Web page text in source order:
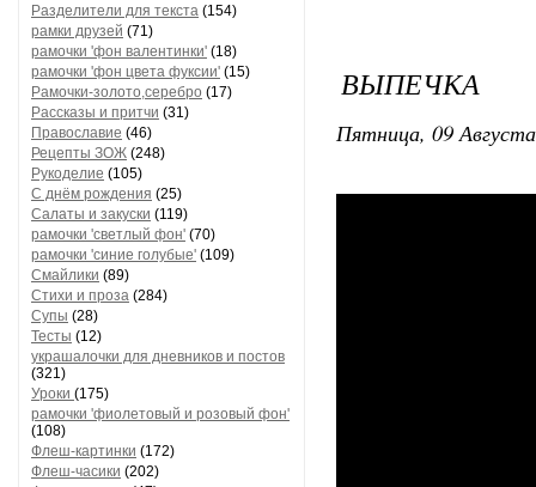
Разделители для текста (154)
рамки друзей (71)
рамочки 'фон валентинки' (18)
рамочки 'фон цвета фуксии' (15)
Рамочки-золото,серебро (17)
Рассказы и притчи (31)
Православие (46)
Рецепты ЗОЖ (248)
Рукоделие (105)
С днём рождения (25)
Салаты и закуски (119)
рамочки 'светлый фон' (70)
рамочки 'синие голубые' (109)
Смайлики (89)
Стихи и проза (284)
Супы (28)
Тесты (12)
украшалочки для дневников и постов
(321)
Уроки (175)
рамочки 'фиолетовый и розовый фон'
(108)
Флеш-картинки (172)
Флеш-часики (202)
ВЫПЕЧКА
Пятница, 09